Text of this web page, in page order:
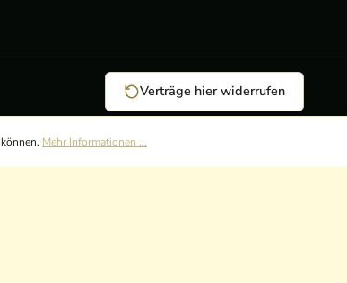
Verträge hier widerrufen
Mehr Informationen ...